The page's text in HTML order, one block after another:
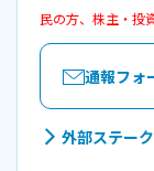
民の方、株主・投
通報フォ
外部ステー